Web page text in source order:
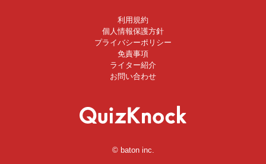
利用規約
個人情報保護方針
プライバシーポリシー
免責事項
ライター紹介
お問い合わせ
© baton inc.